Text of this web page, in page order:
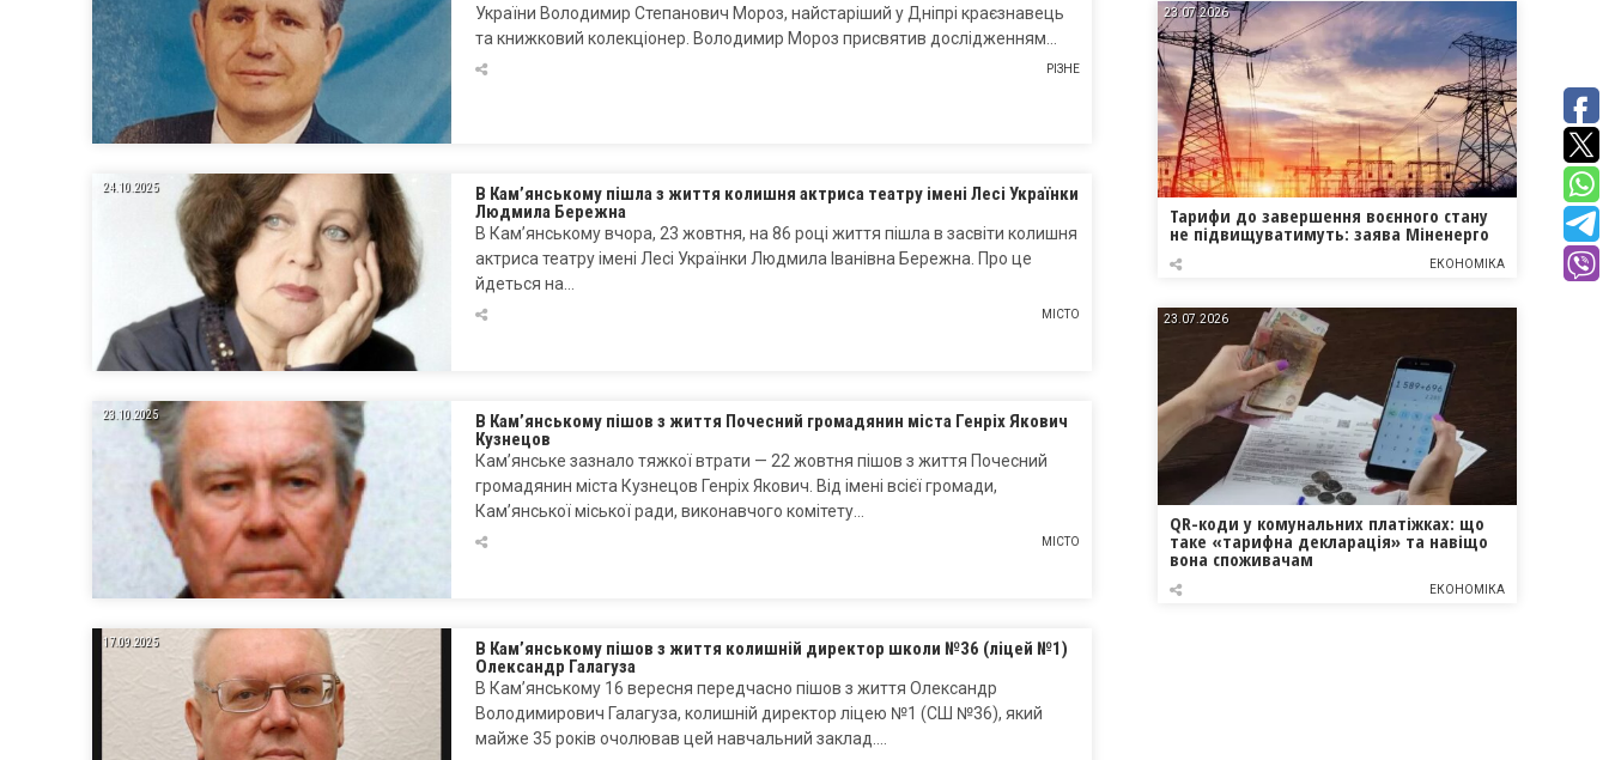
України Володимир Степанович Мороз, найстаріший у Дніпрі краєзнавець
та книжковий колекціонер. Володимир Мороз присвятив дослідженням…
РІЗНЕ
24.10.2025
В Кам’янському пішла з життя колишня актриса театру імені Лесі Українки
Людмила Бережна
В Кам’янському вчора, 23 жовтня, на 86 році життя пішла в засвіти колишня
актриса театру імені Лесі Українки Людмила Іванівна Бережна. Про це
йдеться на…
МІСТО
23.10.2025
В Кам’янському пішов з життя Почесний громадянин міста Генріх Якович
Кузнецов
Кам’янське зазнало тяжкої втрати — 22 жовтня пішов з життя Почесний
громадянин міста Кузнецов Генріх Якович. Від імені всієї громади,
Кам’янської міської ради, виконавчого комітету…
МІСТО
17.09.2025
В Кам’янському пішов з життя колишній директор школи №36 (ліцей №1)
Олександр Галагуза
В Кам’янському 16 вересня передчасно пішов з життя Олександр
Володимирович Галагуза, колишній директор ліцею №1 (СШ №36), який
майже 35 років очолював цей навчальний заклад….
23.07.2026
Тарифи до завершення воєнного стану
не підвищуватимуть: заява Міненерго
ЕКОНОМІКА
23.07.2026
QR-коди у комунальних платіжках: що
таке «тарифна декларація» та навіщо
вона споживачам
ЕКОНОМІКА